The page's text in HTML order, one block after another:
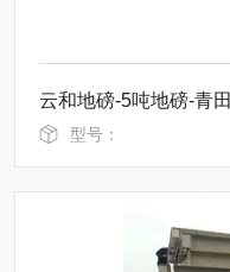
云和地磅-5吨地磅-青
型号：